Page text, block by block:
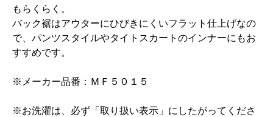
もらくらく。
バック裾はアウターにひびきにくいフラット仕上げなの
で、パンツスタイルやタイトスカートのインナーにもお
すすめです。
※メーカー品番：ＭＦ５０１５
※お洗濯は、必ず「取り扱い表示」にしたがってくださ